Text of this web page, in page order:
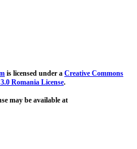
is licensed under a Creative Commons
Romania License.
may be available at